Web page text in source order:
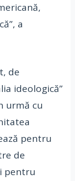
a
de
ideologică”
urmă cu
pentru
de
pentru